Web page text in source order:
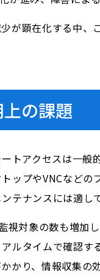
が顕在化する中
の課題
トアクセスは一
ップやVNCなど
テナンスには適し
対象の数も増加
ルタイムで確認
り、情報収集の